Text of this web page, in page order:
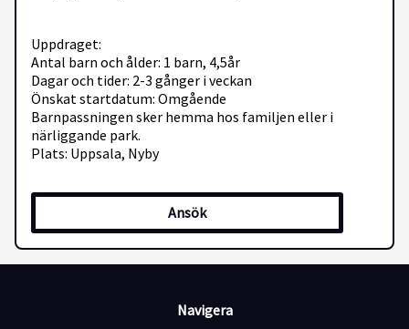
Uppdraget:
Antal barn och ålder: 1 barn, 4,5år
Dagar och tider: 2-3 gånger i veckan
Önskat startdatum: Omgående
Barnpassningen sker hemma hos familjen eller i
närliggande park.
Plats: Uppsala, Nyby
Har någon form av erfarenhet med barn och gärna barn
med NPF (ADHD, Autism, IF eller liknande)
Har erfarenhet av ett lågaffektivt bemötande samt
Vill ha ett utvecklande och givande extrajobb
Ansök
Navigera